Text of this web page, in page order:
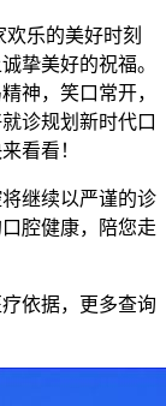
乐的美好时刻
挚美好的祝福。
神，笑口常开，
诊规划新时代口
看看！
继续以严谨的诊
腔健康，陪您走
依据，更多查询